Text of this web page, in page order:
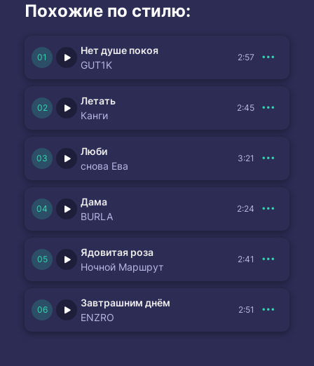
Похожие по стилю:
Нет душе покоя
GUT1K
2:57
Летать
Канги
2:45
Люби
снова Ева
3:21
Дама
BURLA
2:24
Ядовитая роза
Ночной Маршрут
2:41
Завтрашним днём
ENZRO
2:51